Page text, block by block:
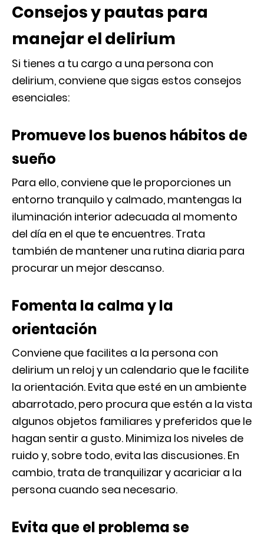
Consejos y pautas para
manejar el delirium
Si tienes a tu cargo a una persona con
delirium, conviene que sigas estos consejos
esenciales:
Promueve los buenos hábitos de
sueño
Para ello, conviene que le proporciones un
entorno tranquilo y calmado, mantengas la
iluminación interior adecuada al momento
del día en el que te encuentres. Trata
también de mantener una rutina diaria para
procurar un mejor descanso.
Fomenta la calma y la
orientación
Conviene que facilites a la persona con
delirium un reloj y un calendario que le facilite
la orientación. Evita que esté en un ambiente
abarrotado, pero procura que estén a la vista
algunos objetos familiares y preferidos que le
hagan sentir a gusto. Minimiza los niveles de
ruido y, sobre todo, evita las discusiones. En
cambio, trata de tranquilizar y acariciar a la
persona cuando sea necesario.
Evita que el problema se